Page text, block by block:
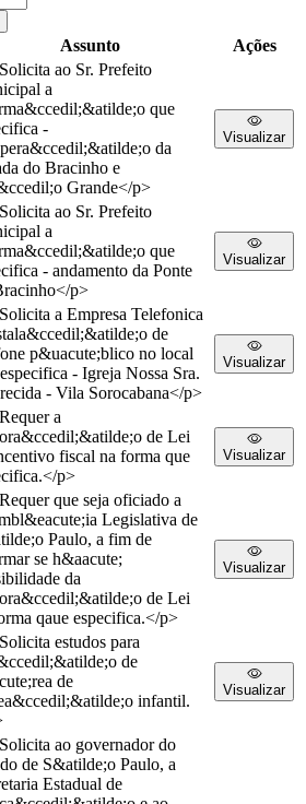
Assunto Ações
ao Sr. Prefeito
a
que
-
da
do Bracinho e
Grande</p>
Visualizar
ao Sr. Prefeito
a
que
- andamento da Ponte
p>
Visualizar
a Empresa Telefonica
de
p&uacute;blico no local
- Igreja Nossa Sra.
- Vila Sorocabana</p>
Visualizar
a
de Lei
fiscal na forma que
p>
Visualizar
que seja oficiado a
Legislativa de
Paulo, a fim de
se h&aacute;
da
de Lei
qaue especifica.</p>
Visualizar
estudos para
de
de
infantil.
Visualizar
ao governador do
de S&atilde;o Paulo, a
Estadual de